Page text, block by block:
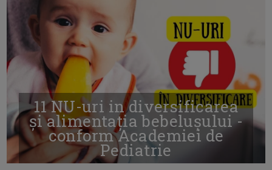
11 NU-uri in diversificarea
și alimentația bebelușului -
conform Academiei de
Pediatrie